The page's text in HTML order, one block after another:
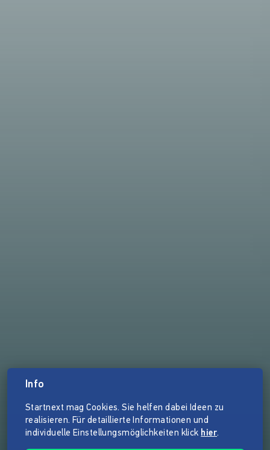
Info
Startnext mag Cookies. Sie helfen dabei Ideen zu
realisieren. Für detaillierte Informationen und
individuelle Einstellungsmöglichkeiten klick hier.